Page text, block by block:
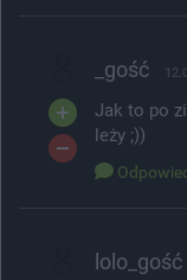
_gość
Jak to po
leży ;))
lolo_gość